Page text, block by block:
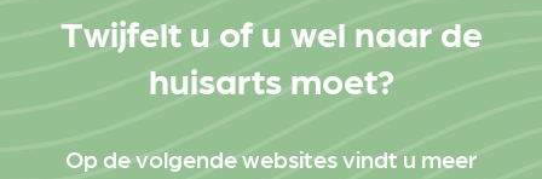
Twijfelt u of u wel naar de
huisarts moet?
Op de volgende websites vindt u meer